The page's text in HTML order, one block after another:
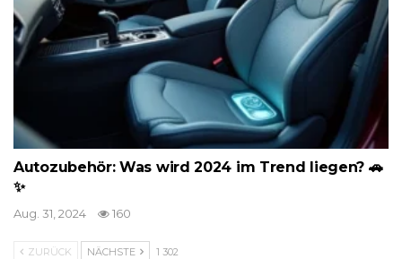
Autozubehör: Was wird 2024 im Trend liegen? 🚗
✨
Aug. 31, 2024 160
ZURÜCK NÄCHSTE 1 302